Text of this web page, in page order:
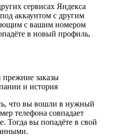
сервисах Яндекса
аккаунтом с другим
с вашим номером
в новый профиль,
заказы
и история
что вы вошли в нужный
телефона совпадает
Тогда вы попадёте в свой